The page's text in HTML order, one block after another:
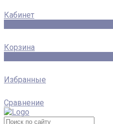
Кабинет
Корзина
Избранные
Сравнение